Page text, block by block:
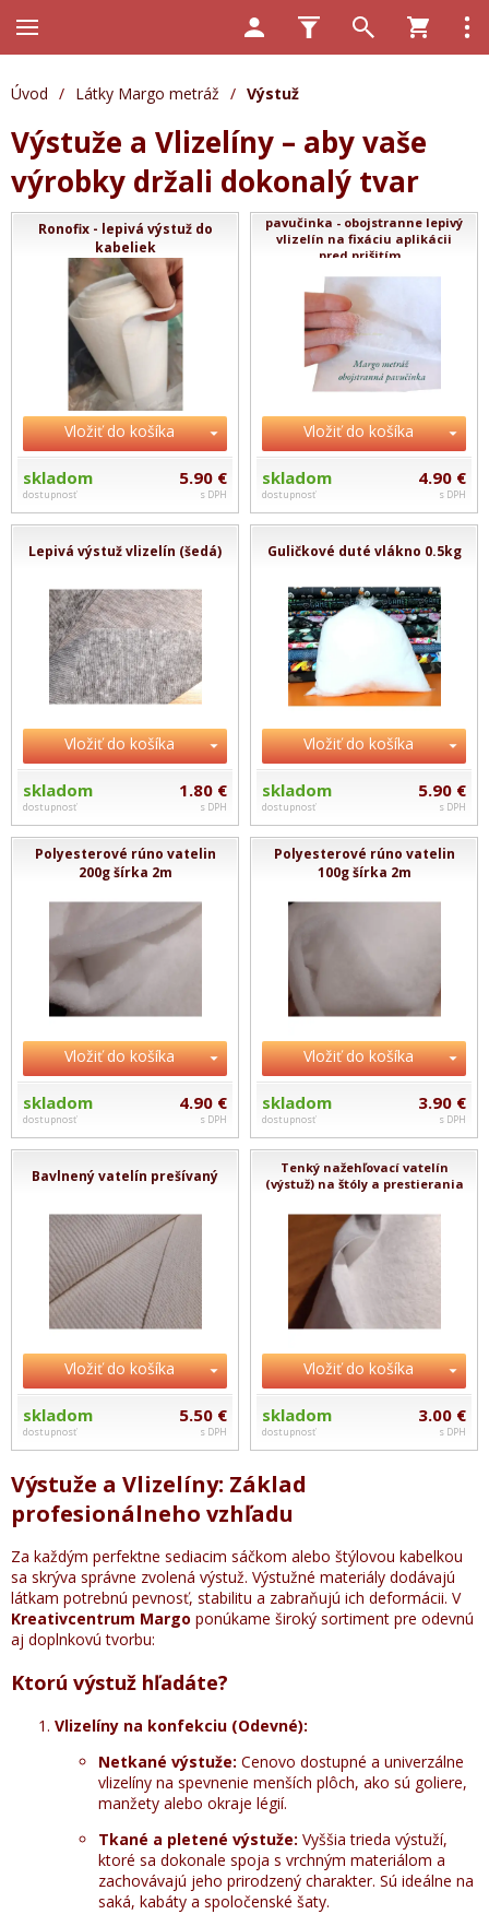
Úvod / Látky Margo metráž / Výstuž
Výstuže a Vlizelíny – aby vaše
výrobky držali dokonalý tvar
Ronofix - lepivá výstuž do
kabeliek
Vložiť do košíka
skladom
dostupnosť
5.90 €
s DPH
pavučinka - obojstranne lepivý
vlizelín na fixáciu aplikácii
pred prišitím...
Vložiť do košíka
skladom
dostupnosť
4.90 €
s DPH
Lepivá výstuž vlizelín (šedá)
Vložiť do košíka
skladom
dostupnosť
1.80 €
s DPH
Guličkové duté vlákno 0.5kg
Vložiť do košíka
skladom
dostupnosť
5.90 €
s DPH
Polyesterové rúno vatelin
200g šírka 2m
Vložiť do košíka
skladom
dostupnosť
4.90 €
s DPH
Polyesterové rúno vatelin
100g šírka 2m
Vložiť do košíka
skladom
dostupnosť
3.90 €
s DPH
Bavlnený vatelín prešívaný
Vložiť do košíka
skladom
dostupnosť
5.50 €
s DPH
Tenký nažehľovací vatelín
(výstuž) na štóly a prestierania
Vložiť do košíka
skladom
dostupnosť
3.00 €
s DPH
Výstuže a Vlizelíny: Základ
profesionálneho vzhľadu
Za každým perfektne sediacim sáčkom alebo štýlovou kabelkou
sa skrýva správne zvolená výstuž. Výstužné materiály dodávajú
látkam potrebnú pevnosť, stabilitu a zabraňujú ich deformácii. V
Kreativcentrum Margo ponúkame široký sortiment pre odevnú
aj doplnkovú tvorbu:
Ktorú výstuž hľadáte?
Vlizelíny na konfekciu (Odevné):
Netkané výstuže: Cenovo dostupné a univerzálne
vlizelíny na spevnenie menších plôch, ako sú goliere,
manžety alebo okraje légií.
Tkané a pletené výstuže: Vyššia trieda výstuží,
ktoré sa dokonale spoja s vrchným materiálom a
zachovávajú jeho prirodzený charakter. Sú ideálne na
saká, kabáty a spoločenské šaty.